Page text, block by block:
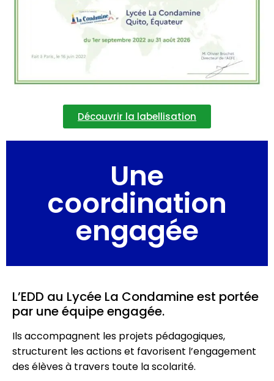
Découvrir la labellisation
Une
coordination
engagée
L’EDD au Lycée La Condamine est portée
par une équipe engagée.
Ils accompagnent les projets pédagogiques,
structurent les actions et favorisent l’engagement
des élèves à travers toute la scolarité.